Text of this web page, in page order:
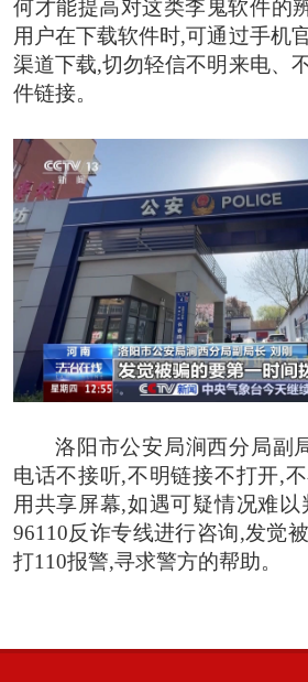
何才能提高对这类李鬼软件的
用户在下载软件时,可通过手机
渠道下载,切勿轻信不明来电、
件链接。
洛阳市公安局涧西分局副
电话不接听,不明链接不打开,
用共享屏幕,如遇可疑情况难
96110反诈专线进行咨询,发觉
打110报警,寻求警方的帮助。